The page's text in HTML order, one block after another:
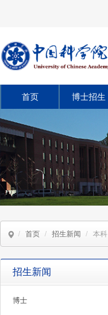
首页 博士招生
/ 首页 / 招生新闻 / 本科
招生新闻
博士